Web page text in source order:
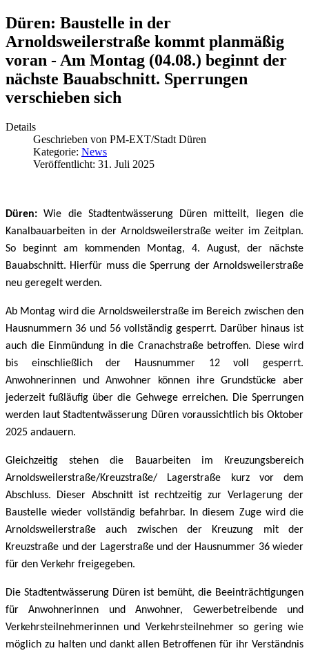
Düren: Baustelle in der
Arnoldsweilerstraße kommt planmäßig
voran - Am Montag (04.08.) beginnt der
nächste Bauabschnitt. Sperrungen
verschieben sich
Details
Geschrieben von PM-EXT/Stadt Düren
Kategorie: News
Veröffentlicht: 31. Juli 2025
Düren:Wie die Stadtentwässerung Düren mitteilt, liegen die
Kanalbauarbeiten in der Arnoldsweilerstraße weiter im Zeitplan.
So beginnt am kommenden Montag, 4. August, der nächste
Bauabschnitt. Hierfür muss die Sperrung der Arnoldsweilerstraße
neu geregelt werden.
Ab Montag wird die Arnoldsweilerstraße im Bereich zwischen den
Hausnummern 36 und 56 vollständig gesperrt. Darüber hinaus ist
auch die Einmündung in die Cranachstraße betroffen. Diese wird
bis einschließlich der Hausnummer 12 voll gesperrt.
Anwohnerinnen und Anwohner können ihre Grundstücke aber
jederzeit fußläufig über die Gehwege erreichen. Die Sperrungen
werden laut Stadtentwässerung Düren voraussichtlich bis Oktober
2025 andauern.
Gleichzeitig stehen die Bauarbeiten im Kreuzungsbereich
Arnoldsweilerstraße/Kreuzstraße/ Lagerstraße kurz vor dem
Abschluss. Dieser Abschnitt ist rechtzeitig zur Verlagerung der
Baustelle wieder vollständig befahrbar. In diesem Zuge wird die
Arnoldsweilerstraße auch zwischen der Kreuzung mit der
Kreuzstraße und der Lagerstraße und der Hausnummer 36 wieder
für den Verkehr freigegeben.
Die Stadtentwässerung Düren ist bemüht, die Beeinträchtigungen
für Anwohnerinnen und Anwohner, Gewerbetreibende und
Verkehrsteilnehmerinnen und Verkehrsteilnehmer so gering wie
möglich zu halten und dankt allen Betroffenen für ihr Verständnis